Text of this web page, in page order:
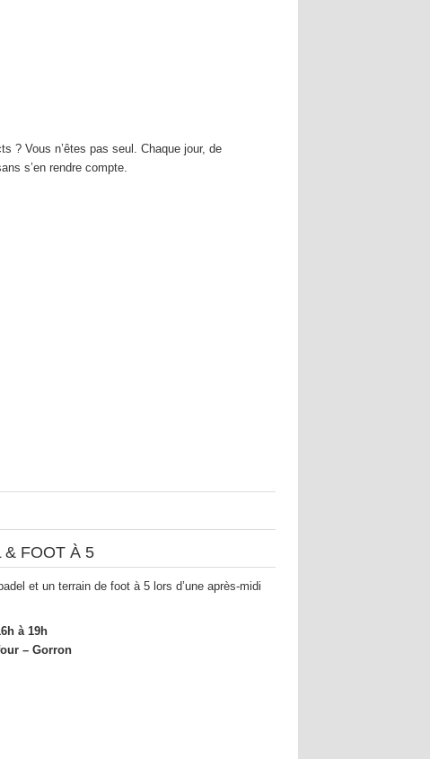
? Vous n’êtes pas seul. Chaque jour, de
s’en rendre compte.
& FOOT À 5
et un terrain de foot à 5 lors d’une après-midi
à 19h
– Gorron